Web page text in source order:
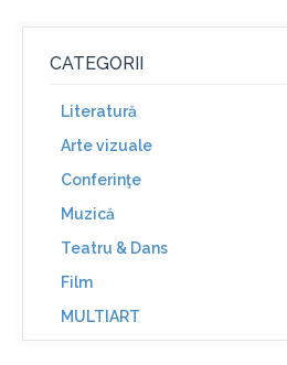
CATEGORII
Literatură
Arte vizuale
Conferinţe
Muzică
Teatru & Dans
Film
MULTIART